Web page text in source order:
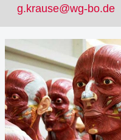
g.krause@wg-bo.de